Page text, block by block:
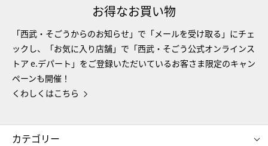
お得なお買い物
「西武・そごうからのお知らせ」で「メールを受け取る」にチェ
ックし、「お気に入り店舗」で「西武・そごう公式オンラインス
トア e.デパート」をご登録いただいているお客さま限定のキャン
ペーンも開催！
くわしくはこちら
カテゴリー